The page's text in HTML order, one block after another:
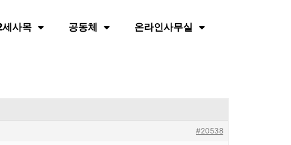
세사목 공동체 온라인사무실
#20538